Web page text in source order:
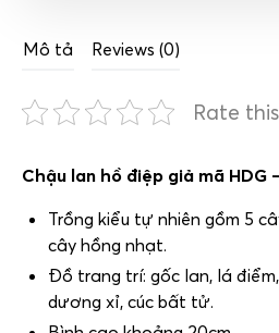
Mô tả Reviews (0)
Rate
Chậu lan hồ điệp giả mã HDG
Trồng kiểu tự nhiên gồm 5
cây hồng nhạt.
Đồ trang trí: gốc lan, lá
dương xỉ, cúc bất tử.